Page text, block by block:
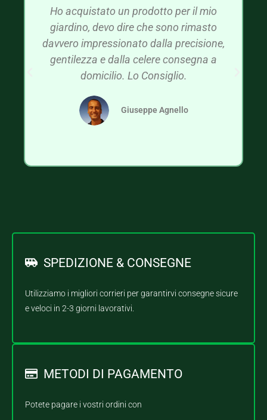
Ho acquistato un prodotto per il mio
giardino, devo dire che sono rimasto
davvero impressionato dalla precisione,
gentilezza e dalla celere consegna a
domicilio. Lo Consiglio.
Giuseppe Agnello
SPEDIZIONE & CONSEGNE
Utilizziamo i migliori corrieri per garantirvi consegne sicure
e veloci in 2-3 giorni lavorativi.
METODI DI PAGAMENTO
Potete pagare i vostri ordini con